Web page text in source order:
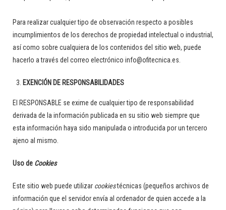
Para realizar cualquier tipo de observación respecto a posibles
incumplimientos de los derechos de propiedad intelectual o industrial,
así como sobre cualquiera de los contenidos del sitio web, puede
hacerlo a través del correo electrónico info@ofitecnica.es.
EXENCIÓN DE RESPONSABILIDADES
El RESPONSABLE se exime de cualquier tipo de responsabilidad
derivada de la información publicada en su sitio web siempre que
esta información haya sido manipulada o introducida por un tercero
ajeno al mismo.
Uso de Cookies
Este sitio web puede utilizar cookiestécnicas (pequeños archivos de
información que el servidor envía al ordenador de quien accede a la